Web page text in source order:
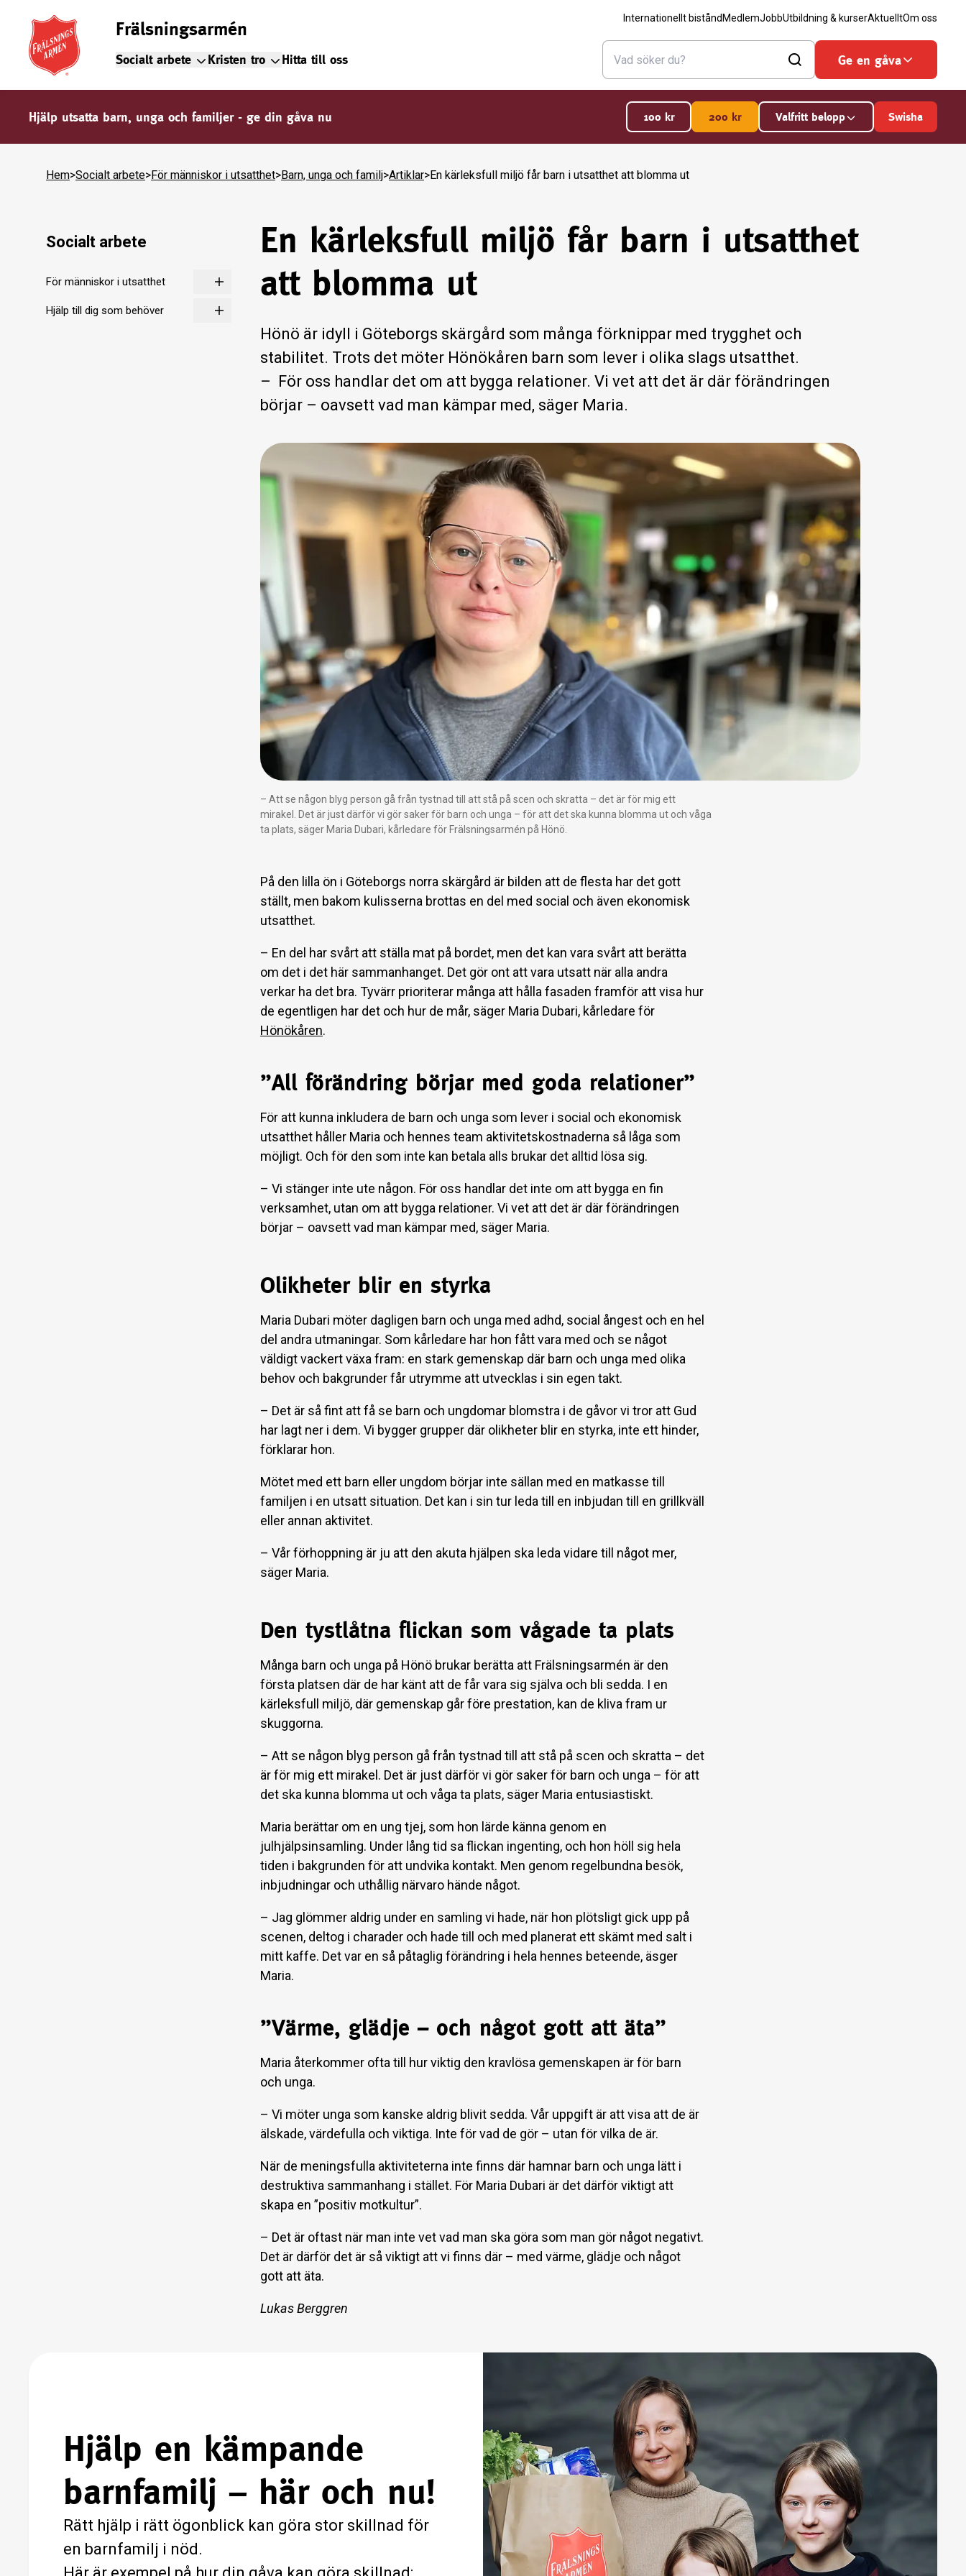
Frälsningsarmén Internationellt bistånd MedlemJobbUtbildning & kurserAktuelltOm oss
Socialt arbete Kristen tro Hitta till oss Ge en gåva
Hjälp utsatta barn, unga och familjer - ge din gåva nu 100 kr 200 kr Valfritt belopp Swisha
Hem>Socialt arbete>För människor i utsatthet>Barn, unga och familj>Artiklar>En kärleksfull miljö får barn i utsatthet att blomma ut
Socialt arbete
För människor i utsatthet
Hjälp till dig som behöver
En kärleksfull miljö får barn i utsatthet
att blomma ut
Hönö är idyll i Göteborgs skärgård som många förknippar med trygghet och
stabilitet. Trots det möter Hönökåren barn som lever i olika slags utsatthet.
– För oss handlar det om att bygga relationer. Vi vet att det är där förändringen
börjar – oavsett vad man kämpar med, säger Maria.
– Att se någon blyg person gå från tystnad till att stå på scen och skratta – det är för mig ett
mirakel. Det är just därför vi gör saker för barn och unga – för att det ska kunna blomma ut och våga
ta plats, säger Maria Dubari, kårledare för Frälsningsarmén på Hönö.
På den lilla ön i Göteborgs norra skärgård är bilden att de flesta har det gott
ställt, men bakom kulisserna brottas en del med social och även ekonomisk
utsatthet.
– En del har svårt att ställa mat på bordet, men det kan vara svårt att berätta
om det i det här sammanhanget. Det gör ont att vara utsatt när alla andra
verkar ha det bra. Tyvärr prioriterar många att hålla fasaden framför att visa hur
de egentligen har det och hur de mår, säger Maria Dubari, kårledare för
Hönökåren.
”All förändring börjar med goda relationer”
För att kunna inkludera de barn och unga som lever i social och ekonomisk
utsatthet håller Maria och hennes team aktivitetskostnaderna så låga som
möjligt. Och för den som inte kan betala alls brukar det alltid lösa sig.
– Vi stänger inte ute någon. För oss handlar det inte om att bygga en fin
verksamhet, utan om att bygga relationer. Vi vet att det är där förändringen
börjar – oavsett vad man kämpar med, säger Maria.
Olikheter blir en styrka
Maria Dubari möter dagligen barn och unga med adhd, social ångest och en hel
del andra utmaningar. Som kårledare har hon fått vara med och se något
väldigt vackert växa fram: en stark gemenskap där barn och unga med olika
behov och bakgrunder får utrymme att utvecklas i sin egen takt.
– Det är så fint att få se barn och ungdomar blomstra i de gåvor vi tror att Gud
har lagt ner i dem. Vi bygger grupper där olikheter blir en styrka, inte ett hinder,
förklarar hon.
Mötet med ett barn eller ungdom börjar inte sällan med en matkasse till
familjen i en utsatt situation. Det kan i sin tur leda till en inbjudan till en grillkväll
eller annan aktivitet.
– Vår förhoppning är ju att den akuta hjälpen ska leda vidare till något mer,
säger Maria.
Den tystlåtna flickan som vågade ta plats
Många barn och unga på Hönö brukar berätta att Frälsningsarmén är den
första platsen där de har känt att de får vara sig själva och bli sedda. I en
kärleksfull miljö, där gemenskap går före prestation, kan de kliva fram ur
skuggorna.
– Att se någon blyg person gå från tystnad till att stå på scen och skratta – det
är för mig ett mirakel. Det är just därför vi gör saker för barn och unga – för att
det ska kunna blomma ut och våga ta plats, säger Maria entusiastiskt.
Maria berättar om en ung tjej, som hon lärde känna genom en
julhjälpsinsamling. Under lång tid sa flickan ingenting, och hon höll sig hela
tiden i bakgrunden för att undvika kontakt. Men genom regelbundna besök,
inbjudningar och uthållig närvaro hände något.
– Jag glömmer aldrig under en samling vi hade, när hon plötsligt gick upp på
scenen, deltog i charader och hade till och med planerat ett skämt med salt i
mitt kaffe. Det var en så påtaglig förändring i hela hennes beteende, äsger
Maria.
”Värme, glädje – och något gott att äta”
Maria återkommer ofta till hur viktig den kravlösa gemenskapen är för barn
och unga.
– Vi möter unga som kanske aldrig blivit sedda. Vår uppgift är att visa att de är
älskade, värdefulla och viktiga. Inte för vad de gör – utan för vilka de är.
När de meningsfulla aktiviteterna inte finns där hamnar barn och unga lätt i
destruktiva sammanhang i stället. För Maria Dubari är det därför viktigt att
skapa en ”positiv motkultur”.
– Det är oftast när man inte vet vad man ska göra som man gör något negativt.
Det är därför det är så viktigt att vi finns där – med värme, glädje och något
gott att äta.
Lukas Berggren
Hjälp en kämpande
barnfamilj – här och nu!
Rätt hjälp i rätt ögonblick kan göra stor skillnad för
en barnfamilj i nöd.